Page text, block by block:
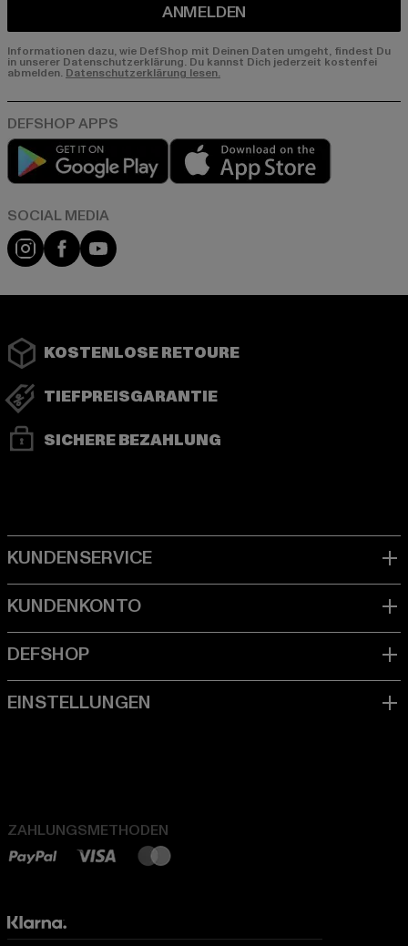
ANMELDEN
Informationen dazu, wie DefShop mit Deinen Daten umgeht, findest Du
in unserer Datenschutzerklärung. Du kannst Dich jederzeit kostenfei
abmelden.Datenschutzerklärung lesen.
Play market
Instagram
FacebookYouTube
KOSTENLOSE RETOURE
TIEFPREISGARANTIE
SICHERE BEZAHLUNG
ZAHLUNGSMETHODEN